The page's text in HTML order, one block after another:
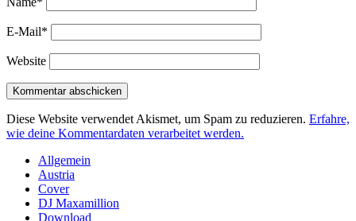
E-Mail*
Website
Diese Website verwendet Akismet, um Spam zu reduzieren. Erfahre,
wie deine Kommentardaten verarbeitet werden.
Sidebar
Allgemein
Austria
Cover
DJ Maxamillion
Download